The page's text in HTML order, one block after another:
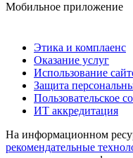
Мобильное приложение
Этика и комплаенс
Оказание услуг
Использование
Защита
Пользовательское
ИТ аккредитация
На информационном
рекомендательные